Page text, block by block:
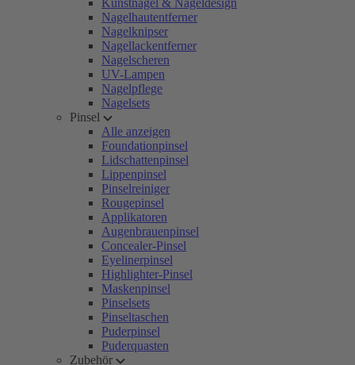
Kunstnägel & Nageldesign
Nagelhautentferner
Nagelknipser
Nagellackentferner
Nagelscheren
UV-Lampen
Nagelpflege
Nagelsets
Pinsel
Alle anzeigen
Foundationpinsel
Lidschattenpinsel
Lippenpinsel
Pinselreiniger
Rougepinsel
Applikatoren
Augenbrauenpinsel
Concealer-Pinsel
Eyelinerpinsel
Highlighter-Pinsel
Maskenpinsel
Pinselsets
Pinseltaschen
Puderpinsel
Puderquasten
Zubehör